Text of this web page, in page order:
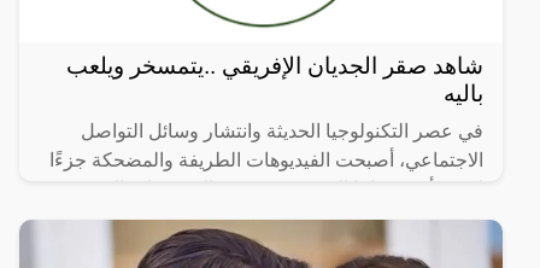
شاهد صقر الجديان الإفريقي ..يتمسخر ويلعب
باليه
في عصر التكنولوجيا الحديثة وانتشار وسائل التواصل
الاجتماعي، أصبحت الفيديوهات الطريفة والمضحكة جزءًا
انتشرت